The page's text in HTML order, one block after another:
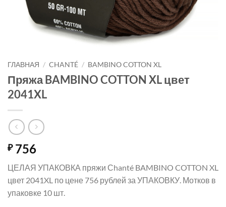
ГЛАВНАЯ / CHANTÉ / BAMBINO COTTON XL
Пряжа BAMBINO COTTON XL цвет
2041XL
₽756
ЦЕЛАЯ УПАКОВКА пряжи Сhanté BAMBINO COTTON XL
цвет 2041XL по цене 756 рублей за УПАКОВКУ. Мотков в
упаковке 10 шт.